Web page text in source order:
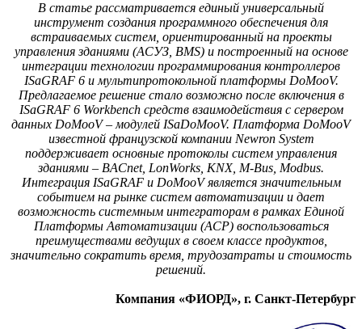
В статье рассматривается единый универсальный
инструмент создания программного обеспечения для
встраиваемых систем, ориентированный на проекты
управления зданиями (АСУЗ, BMS) и построенный на основе
интеграции технологии программирования контроллеров
ISaGRAF 6 и мультипротокольной платформы DoMooV.
Предлагаемое решение стало возможно после включения в
ISaGRAF 6 Workbench средств вза­имодействия с сервером
данных DoMooV – модулей ISaDoMooV. Платформа DoMooV
известной французской компании Newron System
поддерживает основные протоколы систем управления
зданиями – BACnet, LonWorks, KNX, M‑Bus, Modbus.
Интеграция ISaGRAF и DoMooV является значительным
событием на рынке систем автоматизации и дает
возможность системным интеграторам в рамках Единой
Платформы Автоматизации (ACP) воспользоваться
преимуществами ведущих в своем классе продуктов,
значительно сократить время, трудозатраты и стоимость
решений.
Компания «ФИОРД», г. Санкт-Петербург